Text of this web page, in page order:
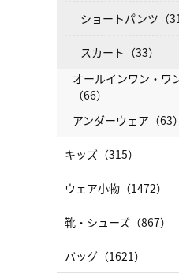
ショートパンツ（31
スカート（33）
オールインワン・ワ
（66）
アンダーウェア（63）
キッズ（315）
ウェア小物（1472）
靴・シューズ（867）
バッグ（1621）